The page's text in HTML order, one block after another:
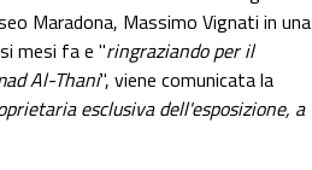
Maradona, Massimo Vignati in una
mesi fa e "ringraziando per il
Al-Thani", viene comunicata la
esclusiva dell'esposizione, a